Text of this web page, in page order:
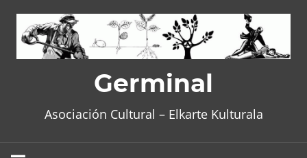
content
Germinal
Asociación Cultural – Elkarte Kulturala